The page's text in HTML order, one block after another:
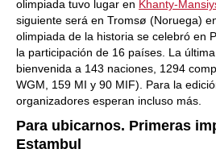
olimpiada tuvo lugar en Khanty-
siguiente será en Tromsø (Noruega)
olimpiada de la historia se celebró en
la participación de 16 países. La
bienvenida a 143 naciones, 1294
WGM, 159 MI y 90 MIF). Para la
organizadores esperan incluso más.
Para ubicarnos. Primeras
Estambul